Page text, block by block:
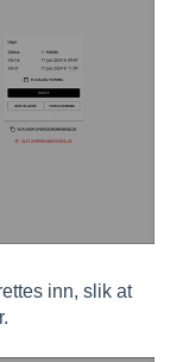
inn, slik at